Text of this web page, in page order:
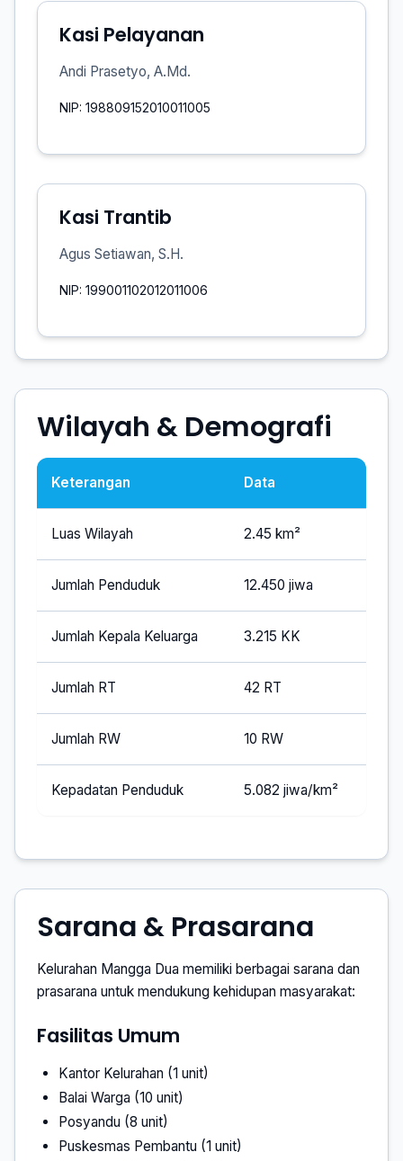
Kasi Pelayanan
Andi Prasetyo, A.Md.
NIP: 198809152010011005
Kasi Trantib
Agus Setiawan, S.H.
NIP: 199001102012011006
Wilayah & Demografi
Keterangan Data
Luas Wilayah 2.45 km²
Jumlah Penduduk 12.450 jiwa
Jumlah Kepala Keluarga 3.215 KK
Jumlah RT 42 RT
Jumlah RW 10 RW
Kepadatan Penduduk 5.082 jiwa/km²
Sarana & Prasarana
Kelurahan Mangga Dua memiliki berbagai sarana dan
prasarana untuk mendukung kehidupan masyarakat:
Fasilitas Umum
Kantor Kelurahan (1 unit)
Balai Warga (10 unit)
Posyandu (8 unit)
Puskesmas Pembantu (1 unit)